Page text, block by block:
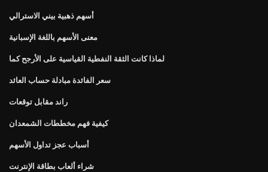
أسهم ذهبية بيني الاسترالي
معنى الأسهم باللغة الإسبانية
لماذا كانت الثقة النفطية القياسية على الأرجح كما
سعر الفائدة مبادلة حساب العائد
راند مقابل توقعات
كيفية فهم مخططات الشمعدان
أسباب عجز تداول الأسهم
شراء ألعاب بطاقة الإنترنت